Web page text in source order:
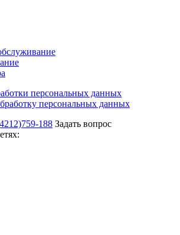
персональных данных
персональных данных
188 Задать вопрос